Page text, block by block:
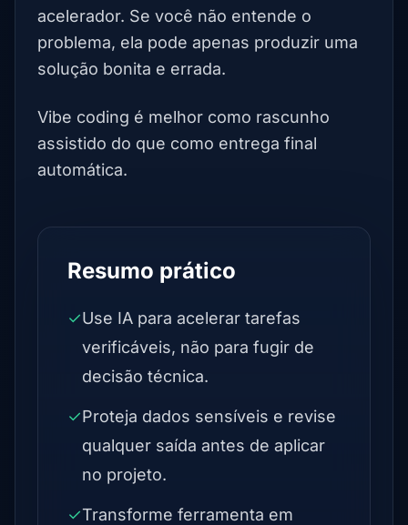
acelerador. Se você não entende o
problema, ela pode apenas produzir uma
solução bonita e errada.
Vibe coding é melhor como rascunho
assistido do que como entrega final
automática.
Resumo prático
✓Use IA para acelerar tarefas
verificáveis, não para fugir de
decisão técnica.
✓Proteja dados sensíveis e revise
qualquer saída antes de aplicar
no projeto.
✓Transforme ferramenta em